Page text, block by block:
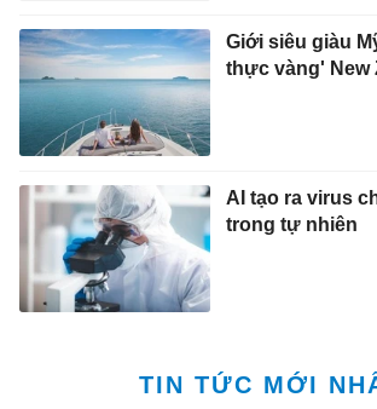
Giới siêu giàu
thực vàng' New
AI tạo ra virus
trong tự nhiên
TIN TỨC MỚI